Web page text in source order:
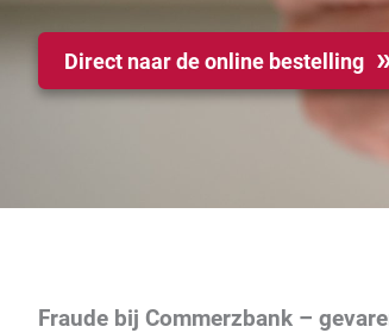
Direct naar de online bestelling
Fraude bij Commerzbank –